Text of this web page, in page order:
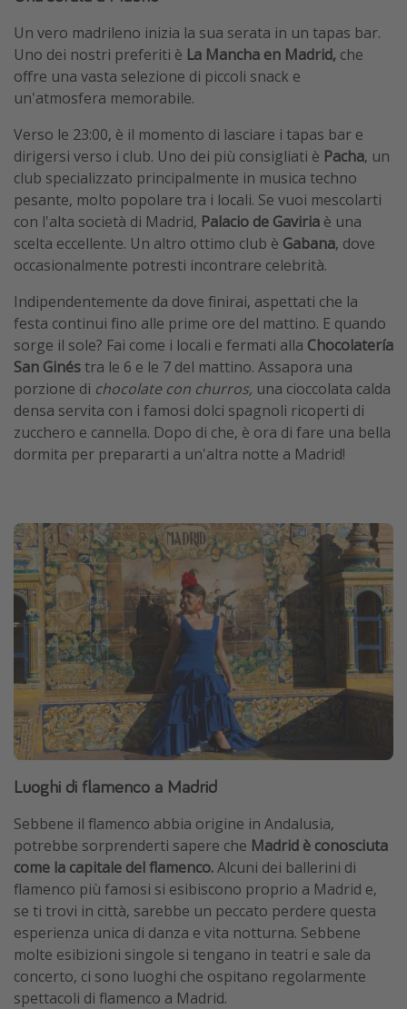
Un vero madrileno inizia la sua serata in un tapas bar.
Uno dei nostri preferiti è La Mancha en Madrid, che
offre una vasta selezione di piccoli snack e
un'atmosfera memorabile.
Verso le 23:00, è il momento di lasciare i tapas bar e
dirigersi verso i club. Uno dei più consigliati è Pacha, un
club specializzato principalmente in musica techno
pesante, molto popolare tra i locali. Se vuoi mescolarti
con l'alta società di Madrid, Palacio de Gaviria è una
scelta eccellente. Un altro ottimo club è Gabana, dove
occasionalmente potresti incontrare celebrità.
Indipendentemente da dove finirai, aspettati che la
festa continui fino alle prime ore del mattino. E quando
sorge il sole? Fai come i locali e fermati alla Chocolatería
San Ginés tra le 6 e le 7 del mattino. Assapora una
porzione di chocolate con churros, una cioccolata calda
densa servita con i famosi dolci spagnoli ricoperti di
zucchero e cannella. Dopo di che, è ora di fare una bella
dormita per prepararti a un'altra notte a Madrid!
Luoghi di flamenco a Madrid
Sebbene il flamenco abbia origine in Andalusia,
potrebbe sorprenderti sapere che Madrid è conosciuta
come la capitale del flamenco.Alcuni dei ballerini di
flamenco più famosi si esibiscono proprio a Madrid e,
se ti trovi in città, sarebbe un peccato perdere questa
esperienza unica di danza e vita notturna. Sebbene
molte esibizioni singole si tengano in teatri e sale da
concerto, ci sono luoghi che ospitano regolarmente
spettacoli di flamenco a Madrid.